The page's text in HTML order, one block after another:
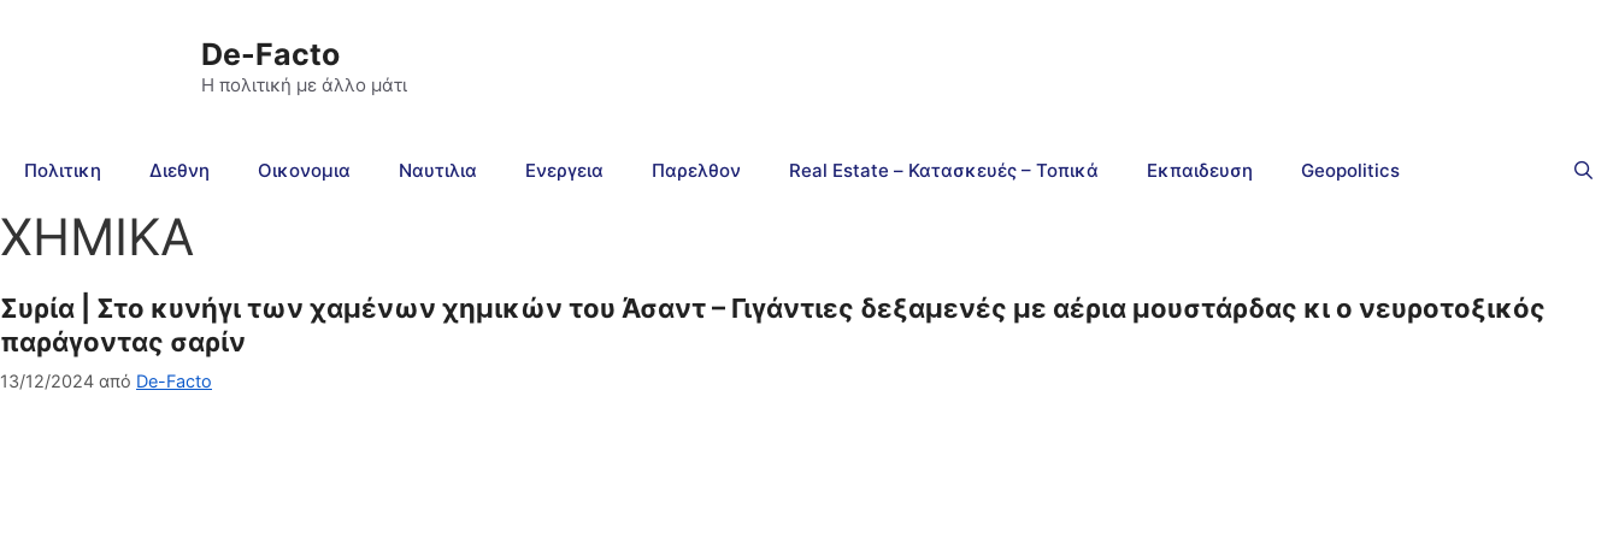
De-Facto
Η πολιτική με άλλο μάτι
Πολιτικη Διεθνη Οικονομια Ναυτιλια Ενεργεια Παρελθον Real Estate – Κατασκευές – Τοπικά Εκπαιδευση Geopolitics
ΧΗΜΙΚΑ
Συρία | Στο κυνήγι των χαμένων χημικών του Άσαντ – Γιγάντιες δεξαμενές με αέρια μουστάρδας κι ο νευροτοξικός
παράγοντας σαρίν
13/12/2024 από De-Facto